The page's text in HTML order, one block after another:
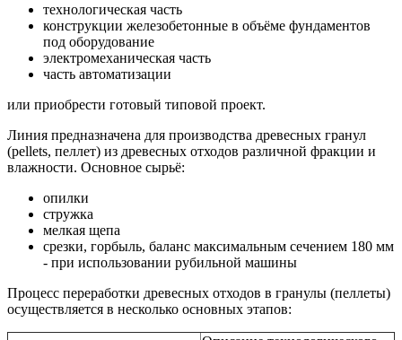
технологическая часть
конструкции железобетонные в объёме фундаментов
под оборудование
электромеханическая часть
часть автоматизации
или приобрести готовый типовой проект.
Линия предназначена для производства древесных гранул
(pellets, пеллет) из древесных отходов различной фракции и
влажности. Основное сырьё:
опилки
стружка
мелкая щепа
срезки, горбыль, баланс максимальным сечением 180 мм
- при использовании рубильной машины
Процесс переработки древесных отходов в гранулы (пеллеты)
осуществляется в несколько основных этапов: